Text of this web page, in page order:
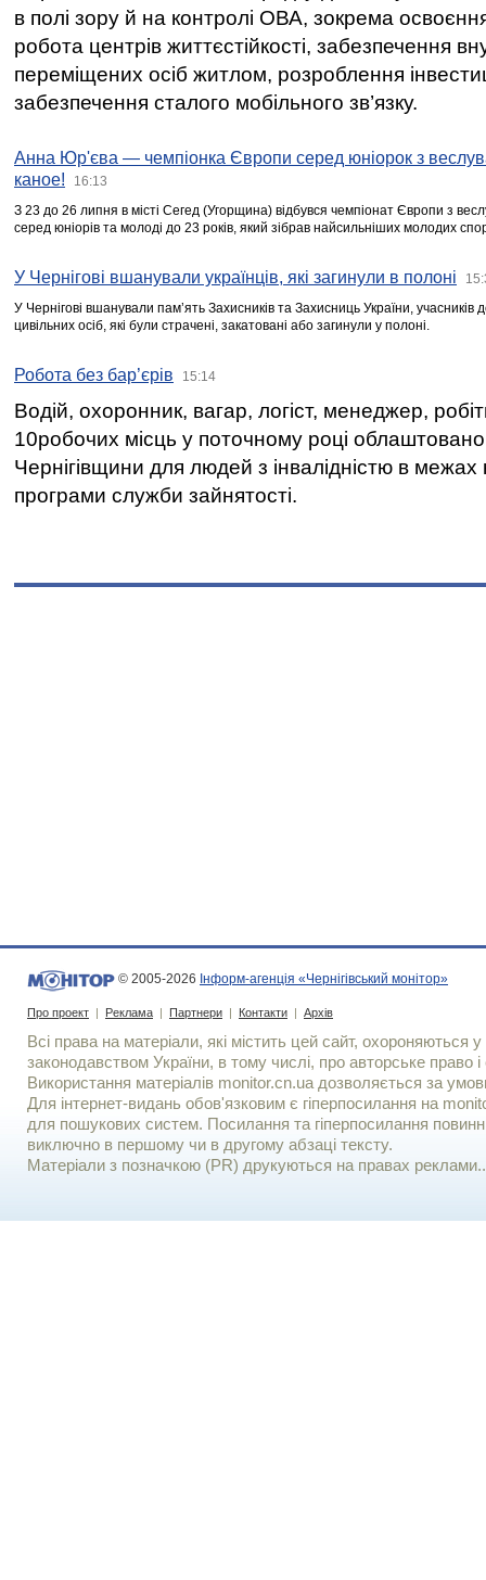
в полі зору й на контролі ОВА, зокрема освоєння
робота центрів життєстійкості, забезпечення
переміщених осіб житлом, розроблення
забезпечення сталого мобільного зв’язку.
Анна Юр'єва — чемпіонка Європи серед юніорок з
каное!
16:13
З 23 до 26 липня в місті Сегед (Угорщина) відбувся чемпіонат Європи з
серед юніорів та молоді до 23 років, який зібрав найсильніших молодих
У Чернігові вшанували українців, які загинули в полоні
У Чернігові вшанували пам’ять Захисників та Захисниць України,
цивільних осіб, які були страчені, закатовані або загинули у полоні.
Робота без бар’єрів 15:14
Водій, охоронник, вагар, логіст, менеджер,
10робочих місць у поточному році
Чернігівщини для людей з інвалідністю в межах
програми служби зайнятості.
© 2005-2026 Інформ-агенція «Чернігівський монітор»
Про проект | Реклама | Партнери | Контакти | Архів
Всі права на матеріали, які містить цей сайт, охороняються у
законодавством України, в тому числі, про авторське право і
Використання матерiалiв monitor.cn.ua дозволяється за
Для iнтернет-видань обов'язковим є гiперпосилання на
для пошукових систем. Посилання та гіперпосилання
виключно в першому чи в другому абзаці тексту.
Матеріали з позначкою (PR) друкуються на правах реклами..